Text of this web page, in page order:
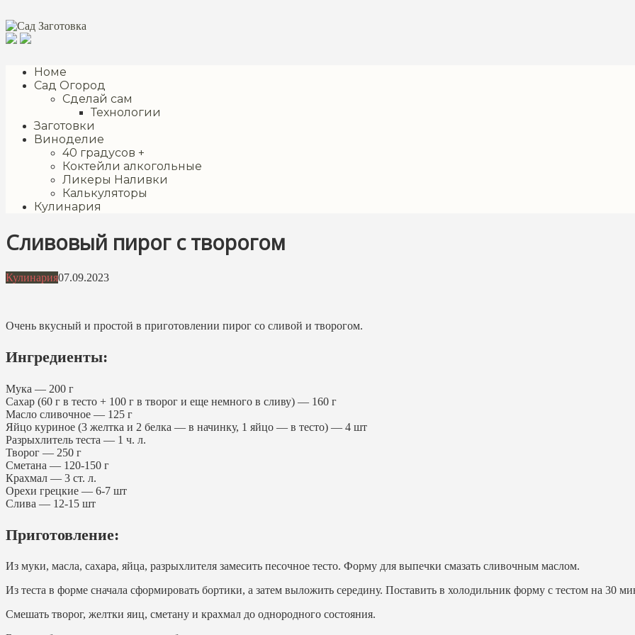
к
контенту
Номе
Сад Огород
Сделай сам
Технологии
Заготовки
Виноделие
40 градусов +
Коктейли алкогольные
Ликеры Наливки
Калькуляторы
Кулинария
Сливовый пирог с творогом
Кулинария07.09.2023
Очень вкусный и простой в приготовлении пирог со сливой и творогом.
Ингредиенты:
Мука — 200 г
Сахар (60 г в тесто + 100 г в творог и еще немного в сливу) — 160 г
Масло сливочное — 125 г
Яйцо куриное (3 желтка и 2 белка — в начинку, 1 яйцо — в тесто) — 4 шт
Разрыхлитель теста — 1 ч. л.
Творог — 250 г
Сметана — 120-150 г
Крахмал — 3 ст. л.
Орехи грецкие — 6-7 шт
Слива — 12-15 шт
Приготовление:
Из муки, масла, сахара, яйца, разрыхлителя замесить песочное тесто. Форму для выпечки смазать сливочным маслом.
Из теста в форме сначала сформировать бортики, а затем выложить середину. Поставить в холодильник форму с тестом на 30
Смешать творог, желтки яиц, сметану и крахмал до однородного состояния.